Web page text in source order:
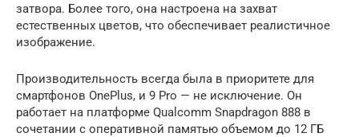
затвора. Более того, она настроена на захват
естественных цветов, что обеспечивает реалистичное
изображение.
Производительность всегда была в приоритете для
смартфонов OnePlus, и 9 Pro — не исключение. Он
работает на платформе Qualcomm Snapdragon 888 в
сочетании с оперативной памятью объемом до 12 ГБ